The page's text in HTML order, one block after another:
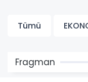
Tümü
Fragman